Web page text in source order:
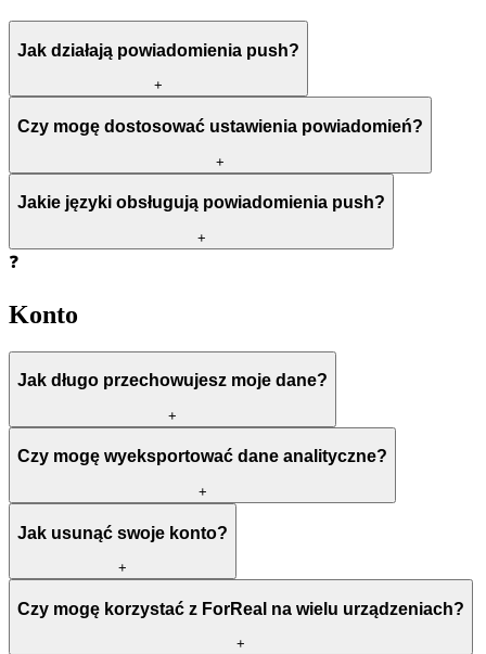
Jak działają powiadomienia push?
+
Czy mogę dostosować ustawienia powiadomień?
+
Jakie języki obsługują powiadomienia push?
+
❓
Konto
Jak długo przechowujesz moje dane?
+
Czy mogę wyeksportować dane analityczne?
+
Jak usunąć swoje konto?
+
Czy mogę korzystać z ForReal na wielu urządzeniach?
+